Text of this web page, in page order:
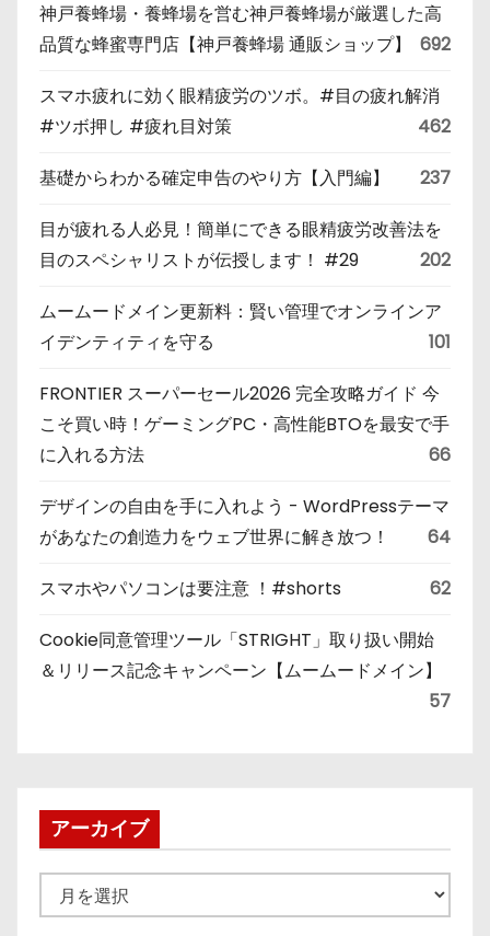
神戸養蜂場・養蜂場を営む神戸養蜂場が厳選した高
品質な蜂蜜専門店【神戸養蜂場 通販ショップ】
692
スマホ疲れに効く眼精疲労のツボ。#目の疲れ解消
#ツボ押し #疲れ目対策
462
基礎からわかる確定申告のやり方【入門編】 237
目が疲れる人必見！簡単にできる眼精疲労改善法を
目のスペシャリストが伝授します！ #29
202
ムームードメイン更新料：賢い管理でオンラインア
イデンティティを守る
101
FRONTIER スーパーセール2026 完全攻略ガイド 今
こそ買い時！ゲーミングPC・高性能BTOを最安で手
に入れる方法
66
デザインの自由を手に入れよう - WordPressテーマ
があなたの創造力をウェブ世界に解き放つ！
64
スマホやパソコンは要注意 ！#shorts 62
Cookie同意管理ツール「STRIGHT」取り扱い開始
＆リリース記念キャンペーン【ムームードメイン】
57
アーカイブ
ー